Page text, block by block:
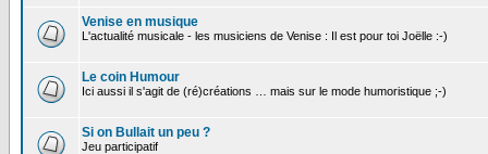
Venise en musique
L'actualité musicale - les musiciens de Venise : Il est pour toi Joëlle :-)
Le coin Humour
Ici aussi il s'agit de (ré)créations … mais sur le mode humoristique ;-)
Si on Bullait un peu ?
Jeu participatif